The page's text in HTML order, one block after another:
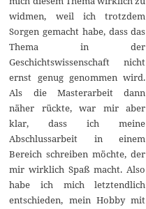
widmen, weil ich trotzdem
Sorgen gemacht habe, dass das
Thema in der
Geschichtswissenschaft nicht
ernst genug genommen wird.
Als die Masterarbeit dann
näher rückte, war mir aber
klar, dass ich meine
Abschlussarbeit in einem
Bereich schreiben möchte, der
mir wirklich Spaß macht. Also
habe ich mich letztendlich
entschieden, mein Hobby mit